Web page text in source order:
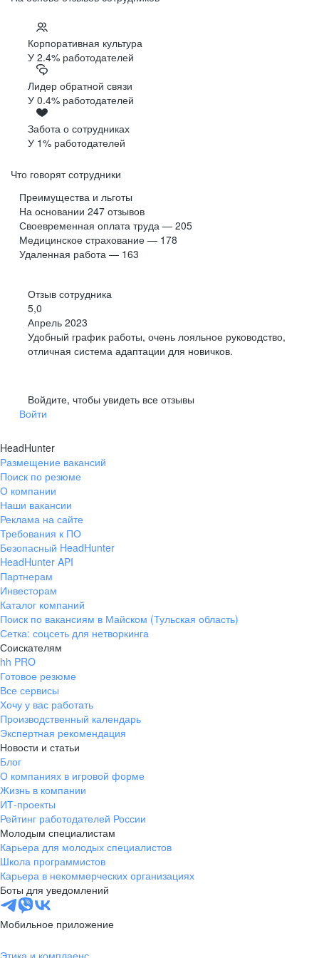
Корпоративная культура
У 2.4% работодателей
Лидер обратной связи
У 0.4% работодателей
Забота о сотрудниках
У 1% работодателей
Что говорят сотрудники
Преимущества и льготы
На основании 247 отзывов
Своевременная оплата труда — 205
Медицинское страхование — 178
Удаленная работа — 163
Отзыв сотрудника
5,0
Апрель 2023
Удобный график работы, очень лояльное руководство,
отличная система адаптации для новичков.
Войдите, чтобы увидеть все отзывы
Войти
HeadHunter
Размещение вакансий
Поиск по резюме
О компании
Наши вакансии
Реклама на сайте
Требования к ПО
Безопасный HeadHunter
HeadHunter API
Партнерам
Инвесторам
Каталог компаний
Поиск по вакансиям в Майском (Тульская область)
Сетка: соцсеть для нетворкинга
Соискателям
hh PRO
Готовое резюме
Все сервисы
Хочу у вас работать
Производственный календарь
Экспертная рекомендация
Новости и статьи
Блог
О компаниях в игровой форме
Жизнь в компании
ИТ-проекты
Рейтинг работодателей России
Молодым специалистам
Карьера для молодых специалистов
Школа программистов
Карьера в некоммерческих организациях
Боты для уведомлений
Мобильное приложение